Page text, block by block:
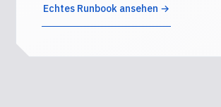
Echtes Runbook ansehen →